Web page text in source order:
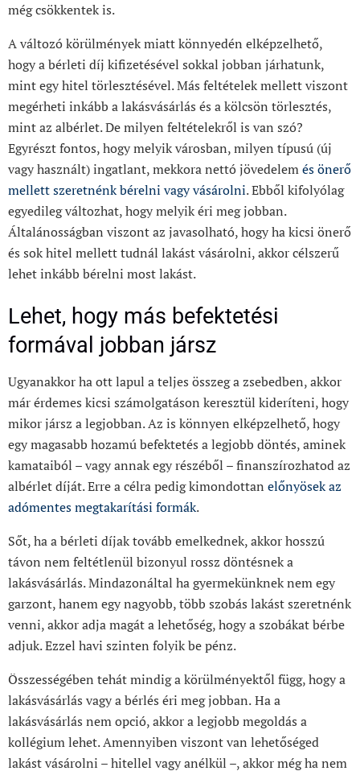
még csökkentek is.
A változó körülmények miatt könnyedén elképzelhető,
hogy a bérleti díj kifizetésével sokkal jobban járhatunk,
mint egy hitel törlesztésével. Más feltételek mellett viszont
megérheti inkább a lakásvásárlás és a kölcsön törlesztés,
mint az albérlet. De milyen feltételekről is van szó?
Egyrészt fontos, hogy melyik városban, milyen típusú (új
vagy használt) ingatlant, mekkora nettó jövedelemés önerő
mellett szeretnénk bérelni vagy vásárolni. Ebből kifolyólag
egyedileg változhat, hogy melyik éri meg jobban.
Általánosságban viszont az javasolható, hogy ha kicsi önerő
és sok hitel mellett tudnál lakást vásárolni, akkor célszerű
lehet inkább bérelni most lakást.
Lehet, hogy más befektetési
formával jobban jársz
Ugyanakkor ha ott lapul a teljes összeg a zsebedben, akkor
már érdemes kicsi számolgatáson keresztül kideríteni, hogy
mikor jársz a legjobban. Az is könnyen elképzelhető, hogy
egy magasabb hozamú befektetés a legjobb döntés, aminek
kamataiból – vagy annak egy részéből – finanszírozhatod az
albérlet díját. Erre a célra pedig kimondottan előnyösek az
adómentes megtakarítási formák.
Sőt, ha a bérleti díjak tovább emelkednek, akkor hosszú
távon nem feltétlenül bizonyul rossz döntésnek a
lakásvásárlás. Mindazonáltal ha gyermekünknek nem egy
garzont, hanem egy nagyobb, több szobás lakást szeretnénk
venni, akkor adja magát a lehetőség, hogy a szobákat bérbe
adjuk. Ezzel havi szinten folyik be pénz.
Összességében tehát mindig a körülményektől függ, hogy a
lakásvásárlás vagy a bérlés éri meg jobban.Ha a
lakásvásárlás nem opció, akkor a legjobb megoldás a
kollégium lehet. Amennyiben viszont van lehetőséged
lakást vásárolni – hitellel vagy anélkül –, akkor még ha nem